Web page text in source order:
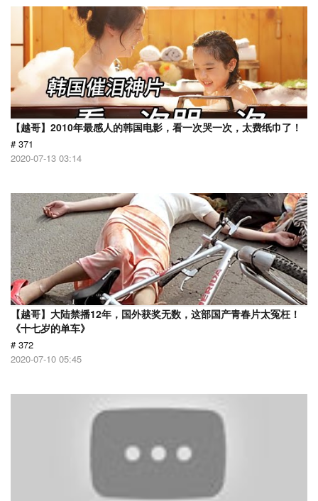
【越哥】2010年最感人的韩国电影，看一次哭一次，太费纸巾了！
# 371
2020-07-13 03:14
【越哥】大陆禁播12年，国外获奖无数，这部国产青春片太冤枉！
《十七岁的单车》
# 372
2020-07-10 05:45